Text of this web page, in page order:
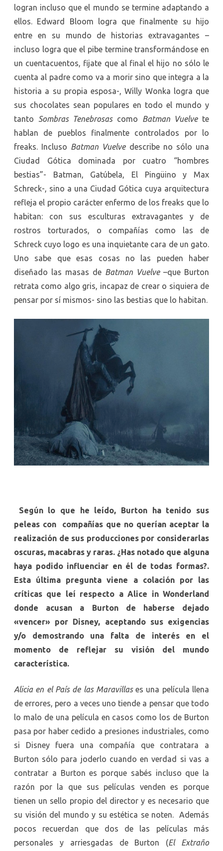
logran incluso que el mundo se termine adaptando a
ellos. Edward Bloom logra que finalmente su hijo
entre en su mundo de historias extravagantes –
incluso logra que el pibe termine transformándose en
un cuentacuentos, fijate que al final el hijo no sólo le
cuenta al padre como va a morir sino que integra a la
historia a su propia esposa-, Willy Wonka logra que
sus chocolates sean populares en todo el mundo y
tanto Sombras Tenebrosascomo Batman Vuelvete
hablan de pueblos finalmente controlados por lo
freaks. Incluso Batman Vuelvedescribe no sólo una
Ciudad Gótica dominada por cuatro “hombres
bestias”- Batman, Gatúbela, El Pingüino y Max
Schreck-, sino a una Ciudad Gótica cuya arquitectura
refleja el propio carácter enfermo de los freaks que lo
habitan: con sus esculturas extravagantes y de
rostros torturados, o compañías como las de
Schreck cuyo logo es una inquietante cara de un gato.
Uno sabe que esas cosas no las pueden haber
diseñado las masas de Batman Vuelve–que Burton
retrata como algo gris, incapaz de crear o siquiera de
pensar por sí mismos- sino las bestias que lo habitan.
Según lo que he leído, Burton ha tenido sus
peleas con compañías que no querían aceptar la
realización de sus producciones por considerarlas
oscuras, macabras y raras. ¿Has notado que alguna
haya podido influenciar en él de todas formas?.
Esta última pregunta viene a colación por las
críticas que leí respecto a Alice in Wonderland
donde acusan a Burton de haberse dejado
«vencer» por Disney, aceptando sus exigencias
y/o demostrando una falta de interés en el
momento de reflejar su visión del mundo
característica.
Alicia en el País de las Maravillases una película llena
de errores, pero a veces uno tiende a pensar que todo
lo malo de una película en casos como los de Burton
pasa por haber cedido a presiones industriales, como
si Disney fuera una compañía que contratara a
Burton sólo para joderlo cuando en verdad si vas a
contratar a Burton es porque sabés incluso que la
razón por la que sus películas venden es porque
tienen un sello propio del director y es necesario que
su visión del mundo y su estética se noten. Además
pocos recuerdan que dos de las películas más
personales y arriesgadas de Burton (El Extraño